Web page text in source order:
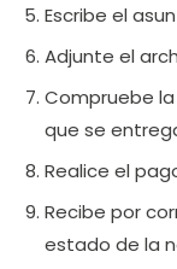
Escribe el
Adjunte el
Compruebe
que se
Realice el
Recibe por
estado de la